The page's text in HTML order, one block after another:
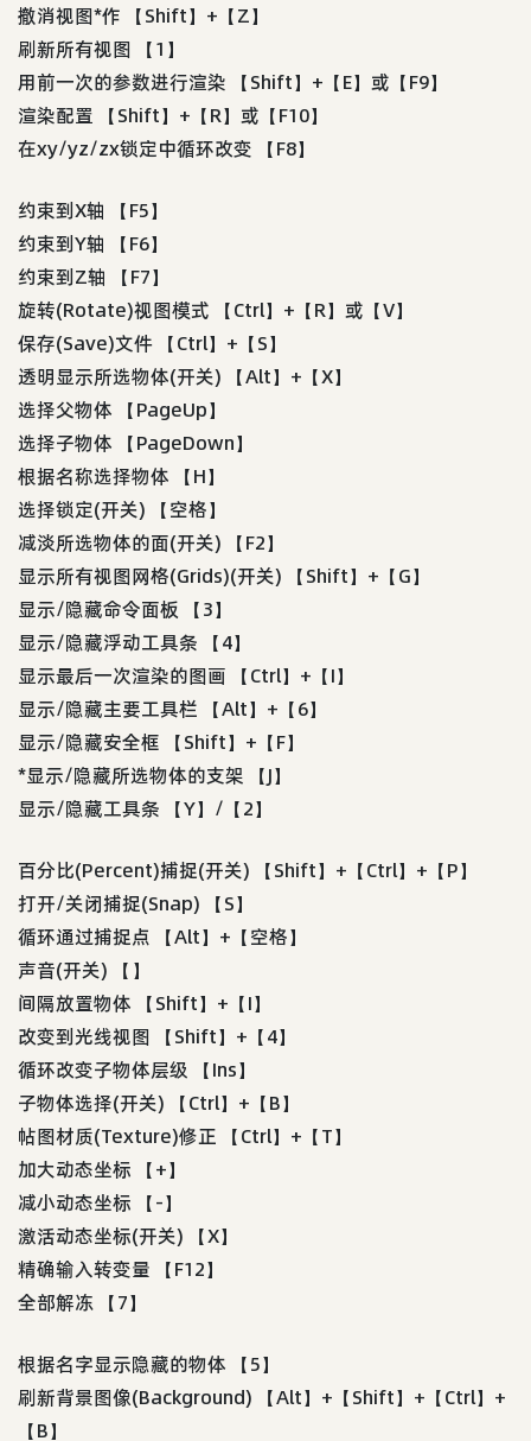
撤消视图*作 【Shift】+【Z】
刷新所有视图 【1】
用前一次的参数进行渲染 【Shift】+【E】或【F9】
渲染配置 【Shift】+【R】或【F10】
在xy/yz/zx锁定中循环改变 【F8】
约束到X轴 【F5】
约束到Y轴 【F6】
约束到Z轴 【F7】
旋转(Rotate)视图模式 【Ctrl】+【R】或【V】
保存(Save)文件 【Ctrl】+【S】
透明显示所选物体(开关) 【Alt】+【X】
选择父物体 【PageUp】
选择子物体 【PageDown】
根据名称选择物体 【H】
选择锁定(开关) 【空格】
减淡所选物体的面(开关) 【F2】
显示所有视图网格(Grids)(开关) 【Shift】+【G】
显示/隐藏命令面板 【3】
显示/隐藏浮动工具条 【4】
显示最后一次渲染的图画 【Ctrl】+【I】
显示/隐藏主要工具栏 【Alt】+【6】
显示/隐藏安全框 【Shift】+【F】
*显示/隐藏所选物体的支架 【J】
显示/隐藏工具条 【Y】/【2】
百分比(Percent)捕捉(开关) 【Shift】+【Ctrl】+【P】
打开/关闭捕捉(Snap) 【S】
循环通过捕捉点 【Alt】+【空格】
声音(开关) 【】
间隔放置物体 【Shift】+【I】
改变到光线视图 【Shift】+【4】
循环改变子物体层级 【Ins】
子物体选择(开关) 【Ctrl】+【B】
帖图材质(Texture)修正 【Ctrl】+【T】
加大动态坐标 【+】
减小动态坐标 【-】
激活动态坐标(开关) 【X】
精确输入转变量 【F12】
全部解冻 【7】
根据名字显示隐藏的物体 【5】
刷新背景图像(Background) 【Alt】+【Shift】+【Ctrl】+
【B】